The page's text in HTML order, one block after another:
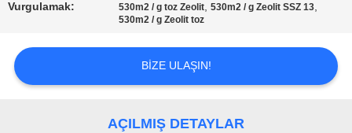
VAKALAR
SITE
HARITASI
Vurgulamak: 530m2 / g toz Zeolit,530m2 / g Zeolit ​​SSZ 13,
530m2 / g Zeolit ​​toz
BIZE ULAŞIN!
AÇILMIŞ DETAYLAR